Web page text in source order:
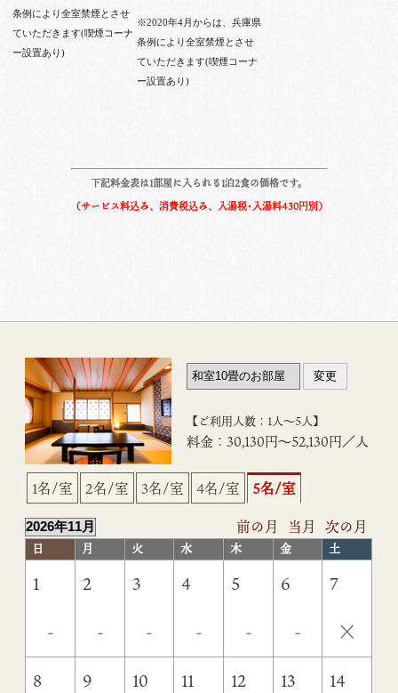
条例により全室禁煙とさせ
ていただきます(喫煙コーナ
ー設置あり)
※2020年4月からは、兵庫県
条例により全室禁煙とさせ
ていただきます(喫煙コーナ
ー設置あり)
下記料金表は1部屋に入られる1泊2食の価格です。
（サービス料込み、消費税込み、入湯税･入湯料430円別）
【ご利用人数：1人〜5人】
料金：30,130円〜52,130円／人
1名/室 2名/室 3名/室 4名/室
5名/室
前の月
当月 次の月
日 月 火 水 木 金 土
1
-
2
-
3
-
4
-
5
-
6
-
7
×
8 9 10 11 12 13 14